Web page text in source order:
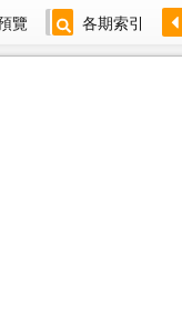
覽 各期索引